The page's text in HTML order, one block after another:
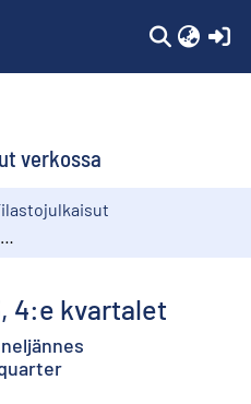
verkossa
4:e kvartalet